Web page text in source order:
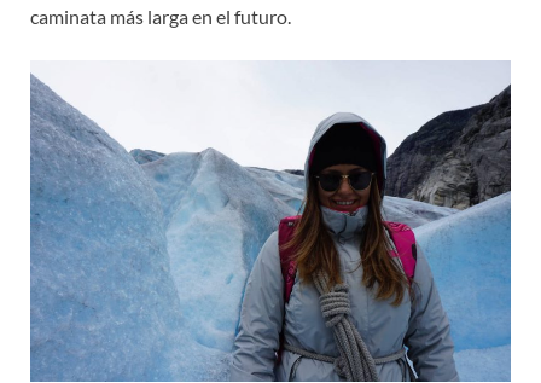
caminata más larga en el futuro.